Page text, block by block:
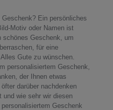
Ein persönliches
Motiv oder Namen ist
schönes Geschenk, um
für eine
Gute zu wünschen.
personalisiertem Geschenk,
der Ihnen etwas
darüber nachdenken
und wie sehr wir diesen
Geschenk